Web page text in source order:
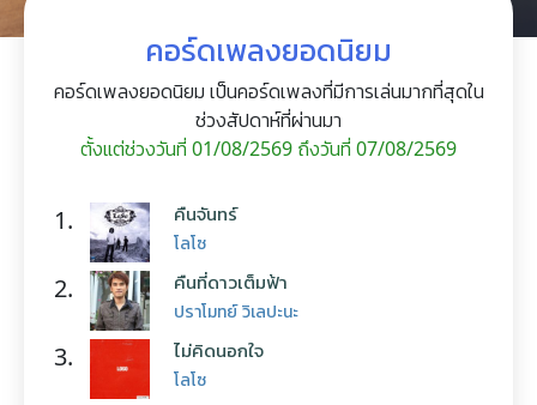
คอร์ดเพลงยอดนิยม
คอร์ดเพลงยอดนิยม เป็นคอร์ดเพลงที่มีการเล่นมากที่สุดใน
ช่วงสัปดาห์ที่ผ่านมา
ตั้งแต่ช่วงวันที่ 01/08/2569 ถึงวันที่ 07/08/2569
1. คืนจันทร์
โลโซ
2. คืนที่ดาวเต็มฟ้า
ปราโมทย์ วิเลปะนะ
3. ไม่คิดนอกใจ
โลโซ